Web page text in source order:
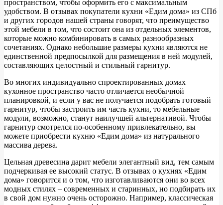
пространством, чтобы оформить его с максимальным
удобством. В отзывах покупатели кухни «Едим дома» из СПб
и других городов нашей страны говорят, что преимущество
этой мебели в том, что состоит она из отдельных элементов,
которые можно комбинировать в самых разнообразных
сочетаниях. Однако небольшие размеры кухни являются не
единственной предпосылкой для размещения в ней модулей,
составляющих целостный и стильный гарнитур.
Во многих индивидуально спроектированных домах
кухонное пространство часто отличается необычной
планировкой, и если у вас не получается подобрать готовый
гарнитур, чтобы застроить им часть кухни, то мебельные
модули, возможно, станут наилучшей альтернативой. Чтобы
гарнитур смотрелся по-особенному привлекательно, вы
можете приобрести кухню «Едим дома» из натурального
массива дерева.
Цельная древесина дарит мебели элегантный вид, тем самым
подчеркивая ее высокий статус. В отзывах о кухнях «Едим
дома» говорится и о том, что изготавливаются они во всех
модных стилях – современных и старинных, но подбирать их
в свой дом нужно очень осторожно. Например, классическая